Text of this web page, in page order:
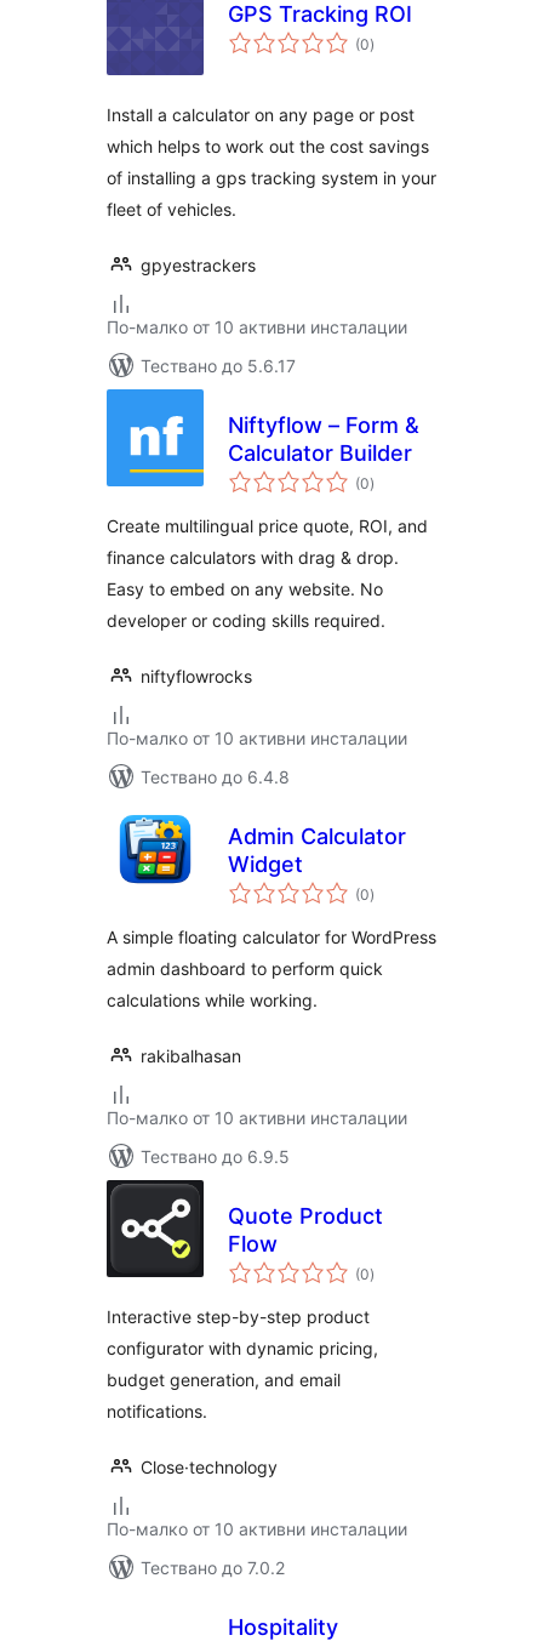
GPS Tracking ROI
(0общо
оценки
)
Install a calculator on any page or post
which helps to work out the cost savings
of installing a gps tracking system in your
fleet of vehicles.
gpyestrackers
По-малко от 10 активни инсталации
Тествано до 5.6.17
Niftyflow – Form &
Calculator Builder
(0общо
оценки
)
Create multilingual price quote, ROI, and
finance calculators with drag & drop.
Easy to embed on any website. No
developer or coding skills required.
niftyflowrocks
По-малко от 10 активни инсталации
Тествано до 6.4.8
Admin Calculator
Widget
(0общо
оценки
)
A simple floating calculator for WordPress
admin dashboard to perform quick
calculations while working.
rakibalhasan
По-малко от 10 активни инсталации
Тествано до 6.9.5
Quote Product
Flow
(0общо
оценки
)
Interactive step-by-step product
configurator with dynamic pricing,
budget generation, and email
notifications.
Close·technology
По-малко от 10 активни инсталации
Тествано до 7.0.2
Hospitality